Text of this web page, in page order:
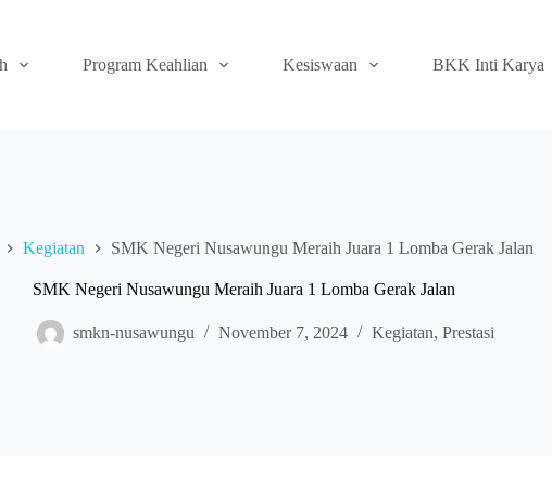
Program Keahlian Kesiswaan BKK Inti Karya
Kegiatan SMK Negeri Nusawungu Meraih Juara 1 Lomba Gerak Jalan
SMK Negeri Nusawungu Meraih Juara 1 Lomba Gerak Jalan
smkn-nusawungu November 7, 2024 Kegiatan, Prestasi